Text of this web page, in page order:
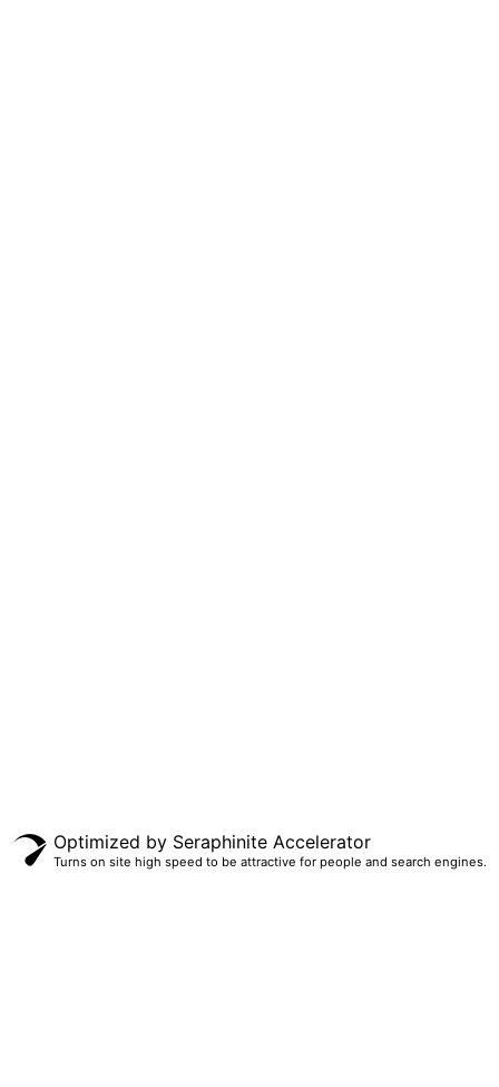
Optimized by Seraphinite Accelerator
Turns on site high speed to be attractive for people and search engines.